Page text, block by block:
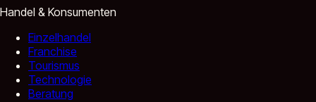
Handel & Konsumenten
Einzelhandel
Franchise
Tourismus
Technologie
Beratung